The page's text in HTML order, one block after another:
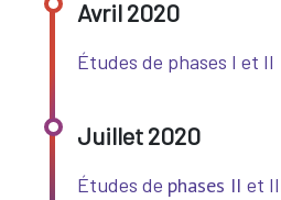
Avril 2020
Études de phases I et II
Juillet 2020
Études de phases II et